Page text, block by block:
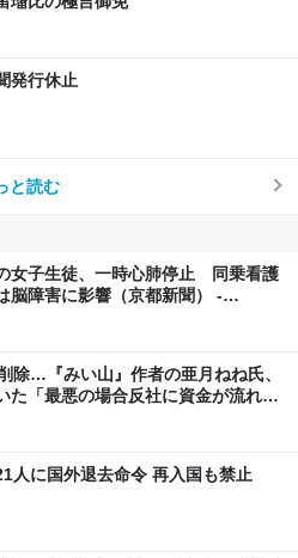
発行休止
と読む
女子生徒、一時心肺停止 同乗看護
脳障害に影響（京都新聞） -
除…『みい山』作者の亜月ねね氏、
た「最悪の場合反社に資金が流れか
人に国外退去命令 再入国も禁止